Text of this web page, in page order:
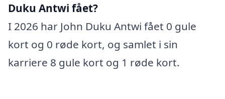
Duku Antwi fået?
I 2026 har John Duku Antwi fået 0 gule
kort og 0 røde kort, og samlet i sin
karriere 8 gule kort og 1 røde kort.